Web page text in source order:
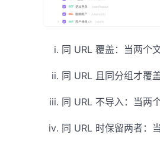
同 URL 覆盖：当两个
同 URL 且同分组才覆
同 URL 不导入：当两
同 URL 时保留两者：